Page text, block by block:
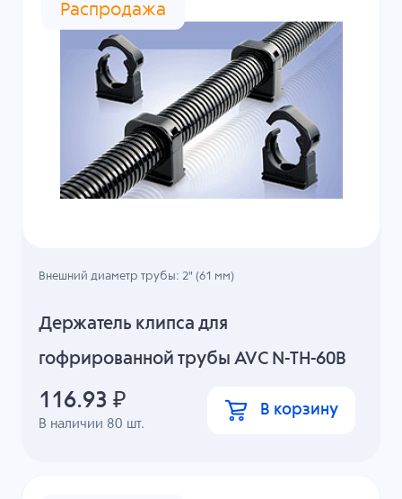
Распродажа
Держатель клипса для
гофрированной трубы AVC N-TH-60B
В наличии 80 шт.
Внешний диаметр трубы: 2" (61 мм)
116.93 ₽ В корзину